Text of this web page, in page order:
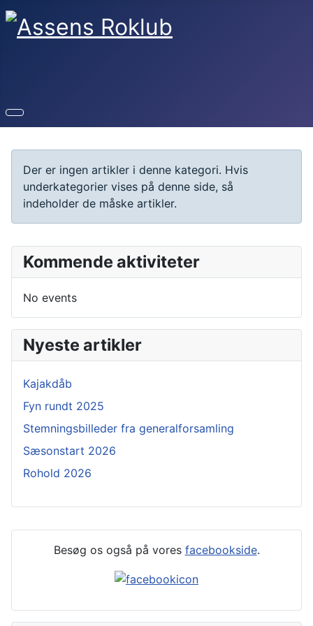
Besøg os også på vores facebookside.
Info
Der er ingen artikler i denne kategori. Hvis
underkategorier vises på denne side, så
indeholder de måske artikler.
Kommende aktiviteter
No events
Nyeste artikler
Kajakdåb
Fyn rundt 2025
Stemningsbilleder fra generalforsamling
Sæsonstart 2026
Rohold 2026